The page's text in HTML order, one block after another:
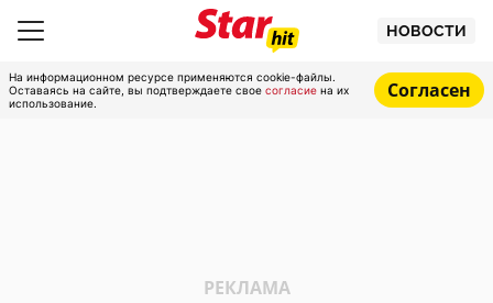
НОВОСТИ
На информационном ресурсе применяются cookie-файлы.
Оставаясь на сайте, вы подтверждаете свое согласие на их
использование.
Согласен